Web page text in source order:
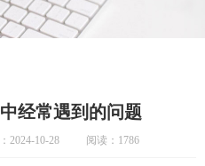
经常遇到的问题
2024-10-28 阅读：1786